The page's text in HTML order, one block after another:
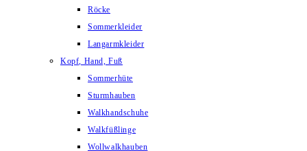
Röcke
Sommerkleider
Langarmkleider
Kopf, Hand, Fuß
Sommerhüte
Sturmhauben
Walkhandschuhe
Walkfüßlinge
Wollwalkhauben